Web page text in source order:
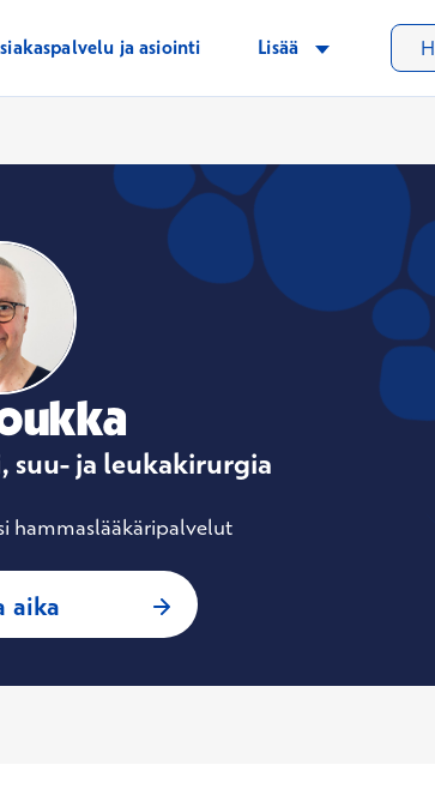
ja asiointi Lisää
suu- ja leukakirurgia
hammaslääkäripalvelut
aika : Tero Soukka,